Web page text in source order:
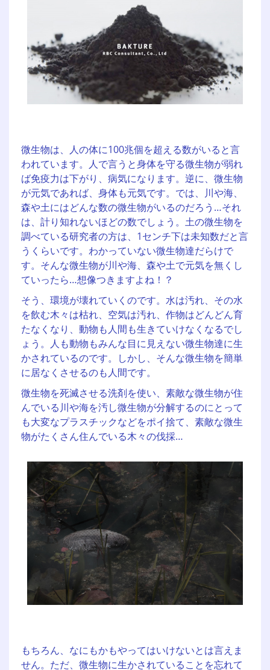
微生物は、人の体に100兆個を超える数がいると言
われています。人で言うと身体を守る微生物が弱れ
ば免疫力は下がり、病気になります。逆に、微生物
が元気であれば、身体も元気です。では、川や海、
森や土にはどんな数の微生物がいるのだろう…それ
は、計り知れないほどの数でしょう。土の微生物を
調べている研究者の方は、1センチ下は未知数だと言
うくらいです。わかっていない微生物達だらけで
す。そんな微生物が川や海、森や土で元気を無くし
ていったら…想像つきますよね！？
そう、環境が壊れていくのです。水は汚れ、その水
を飲む木々は枯れ、空気は汚れ、作物はどんどん育
たなくなり、動物も人間も生きていけなくなるでし
ょう。人も動物もみんな目に見えない微生物達に生
かされているのです。しかし、そんな微生物を簡単
に居なくさせるのも人間です。
微生物を死滅させる洗剤を使い、素敵な微生物が住
んでいる川や海を汚し微生物が分解するのにとって
も大変なプラスチックなどをポイ捨て、素敵な微生
物がたくさん住んでいる木々の伐採…
もちろん、なにもかもやってはいけないとは言えま
せん。ただ、微生物に生かされていることを忘れて